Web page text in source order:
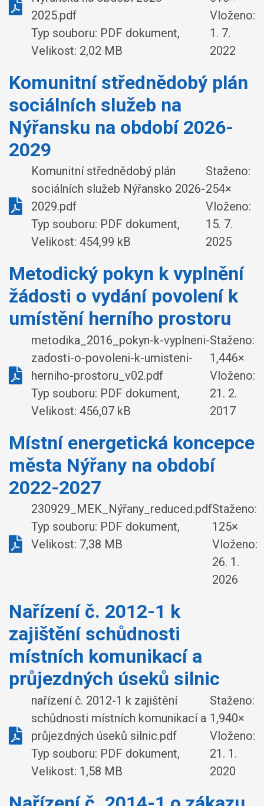
2025.pdf
Typ souboru: PDF dokument,
Velikost: 2,02 MB
Vloženo:
1. 7.
2022
Komunitní střednědobý plán
sociálních služeb na
Nýřansku na období 2026-
2029
Komunitní střednědobý plán
sociálních služeb Nýřansko 2026-
2029.pdf
Typ souboru: PDF dokument,
Velikost: 454,99 kB
Staženo:
254×
Vloženo:
15. 7.
2025
Metodický pokyn k vyplnění
žádosti o vydání povolení k
umístění herního prostoru
metodika_2016_pokyn-k-vyplneni-
zadosti-o-povoleni-k-umisteni-
herniho-prostoru_v02.pdf
Typ souboru: PDF dokument,
Velikost: 456,07 kB
Staženo:
1,446×
Vloženo:
21. 2.
2017
Místní energetická koncepce
města Nýřany na období
2022-2027
230929_MEK_Nýřany_reduced.pdf
Typ souboru: PDF dokument,
Velikost: 7,38 MB
Staženo:
125×
Vloženo:
26. 1.
2026
Nařízení č. 2012-1 k
zajištění schůdnosti
místních komunikací a
průjezdných úseků silnic
nařízení č. 2012-1 k zajištění
schůdnosti místních komunikací a
průjezdných úseků silnic.pdf
Typ souboru: PDF dokument,
Velikost: 1,58 MB
Staženo:
1,940×
Vloženo:
21. 1.
2020